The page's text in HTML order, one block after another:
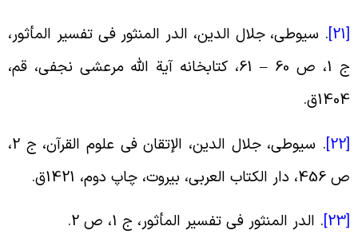
.سیوطى، جلال الدین، الدر المنثور فى تفسیر المأثور،
ج 1، ص 60 – 61، کتابخانه آیة الله مرعشى نجفى، قم،
.
.
سیوطى، جلال الدین، الإتقان فی علوم القرآن، ج 2،
العربى، بیروت، چاپ دوم، 1421ق
.
.الدر المنثور فى تفسیر المأثور، ج 1، ص 2 .